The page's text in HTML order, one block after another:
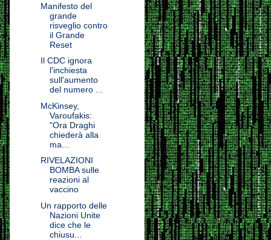
Manifesto del
grande
risveglio contro
il Grande
Reset
Il CDC ignora
l'inchiesta
sull'aumento
del numero ...
McKinsey,
Varoufakis:
"Ora Draghi
chiederà alla
ma...
RIVELAZIONI
BOMBA sulle
reazioni al
vaccino
Un rapporto delle
Nazioni Unite
dice che le
chiusu...